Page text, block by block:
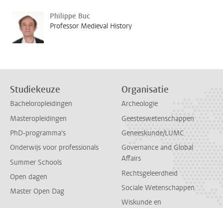
Philippe Buc
Professor Medieval History
Studiekeuze
Bacheloropleidingen
Masteropleidingen
PhD-programma's
Onderwijs voor professionals
Summer Schools
Open dagen
Master Open Dag
Organisatie
Archeologie
Geesteswetenschappen
Geneeskunde/LUMC
Governance and Global
Affairs
Rechtsgeleerdheid
Sociale Wetenschappen
Wiskunde en